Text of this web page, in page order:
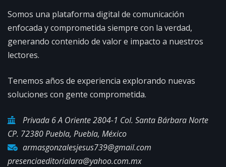
Somos una plataforma digital de comunicación
enfocada y comprometida siempre con la verdad,
generando contenido de valor e impacto a nuestros
lectores.
Tenemos años de experiencia explorando nuevas
soluciones con gente comprometida.
Privada 6 A Oriente 2804-1 Col. Santa Bárbara Norte
CP. 72380 Puebla, Puebla, México
armasgonzalesjesus739@gmail.com
presenciaeditorialara@yahoo.com.mx